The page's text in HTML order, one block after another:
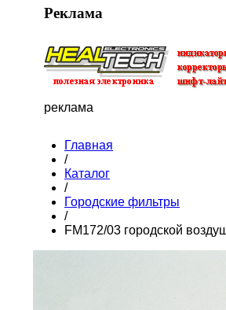
Реклама
реклама
Главная
/
Каталог
/
Городские фильтры
/
FM172/03 городской